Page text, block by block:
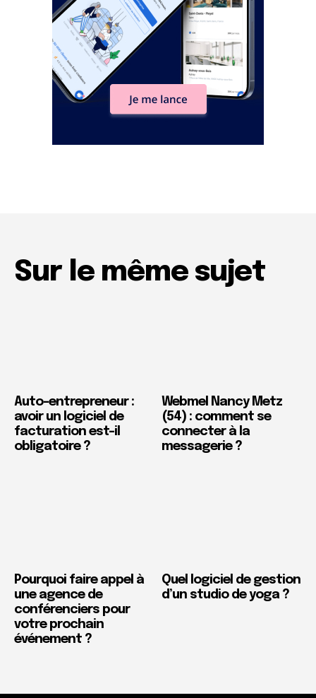
Sur le même sujet
Auto-entrepreneur :
avoir un logiciel de
facturation est-il
obligatoire ?
Webmel Nancy Metz
(54) : comment se
connecter à la
messagerie ?
Pourquoi faire appel à
une agence de
conférenciers pour
votre prochain
événement ?
Quel logiciel de gestion
d’un studio de yoga ?